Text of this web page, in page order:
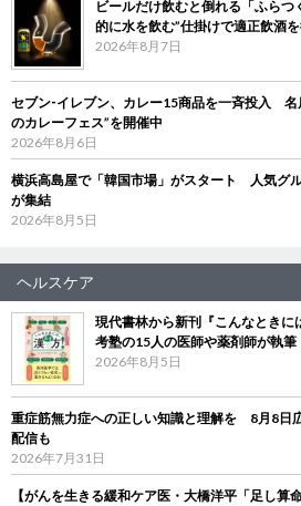
ビールだけ飲むと倒れる「ふら
的に水を飲む”仕掛けで適正飲酒
2026年8月7日
セブン‐イレブン、カレー15商品を一斉投入 名
のカレーフェス”を開催中
2026年8月6日
横浜高島屋で「韓国市場」がスタート 人気グ
が集結
2026年8月5日
ヘルスケア
現代書林から新刊『こんなとき
考塾の15人の医師や薬剤師が執筆
2026年8月5日
重症筋無力症への正しい知識と理解を 8月8日
配信も
2026年7月31日
【がんを生きる緩和ケア医・大橋洋平「足し算